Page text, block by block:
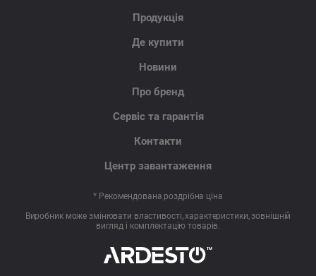
Продукція
Де купити
Новини
Про бренд
Сервіс та гарантія
Контакти
Центр завантаження
* Рекомендована роздрібна ціна
Виробник може змінювати властивості, характеристики, зовнішній
вигляд і комплектацію товарів.